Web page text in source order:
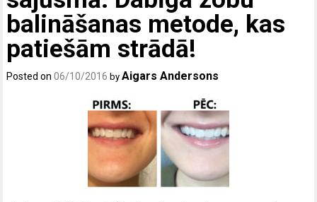
balināšanas metode, kas
patiešām strādā!
Posted on06/10/2016 byAigars Andersons